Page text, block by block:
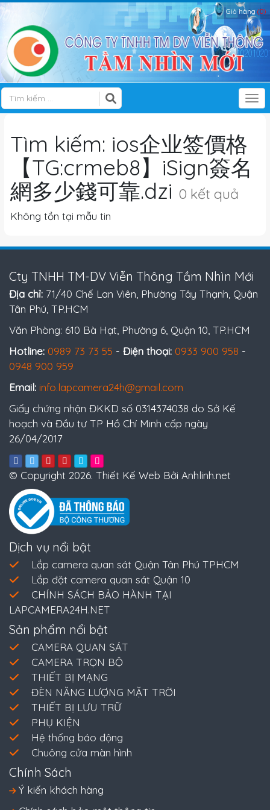
Giỏ hàng (0)
Tìm kiếm: ios企业签價格
【TG:crmeb8】iSign簽名
網多少錢可靠.dzi 0 kết quả
Không tồn tại mẫu tin
Cty TNHH TM-DV Viễn Thông Tầm Nhìn Mới
Địa chỉ: 71/40 Chế Lan Viên, Phường Tây Thạnh, Quận
Tân Phú, TP.HCM
Văn Phòng: 610 Bà Hạt, Phường 6, Quận 10, TP.HCM
Hotline: 0989 73 73 55 - Điện thoại: 0933 900 958 -
0948 900 959
Email: info.lapcamera24h@gmail.com
Giấy chứng nhận ĐKKD số 0314374038 do Sở Kế
hoạch và Đầu tư TP Hồ Chí Minh cấp ngày
26/04/2017
© Copyright 2026. Thiết Kế Web Bởi Anhlinh.net
Dịch vụ nổi bật
Lắp camera quan sát Quận Tân Phú TPHCM
Lắp đặt camera quan sát Quận 10
CHÍNH SÁCH BẢO HÀNH TẠI
LAPCAMERA24H.NET
Sản phẩm nổi bật
CAMERA QUAN SÁT
CAMERA TRỌN BỘ
THIẾT BỊ MẠNG
ĐÈN NĂNG LƯỢNG MẶT TRỜI
THIẾT BỊ LƯU TRỮ
PHỤ KIỆN
Hệ thống báo động
Chuông cửa màn hình
Chính Sách
Ý kiến khách hàng